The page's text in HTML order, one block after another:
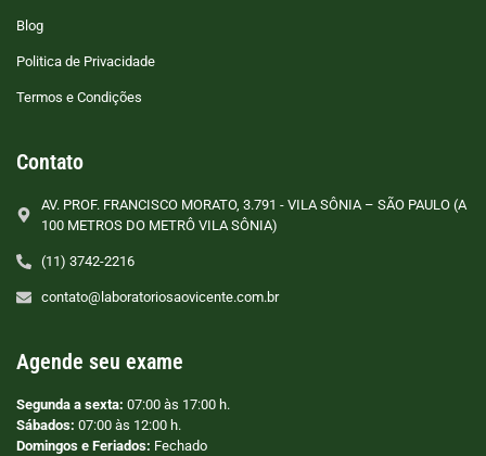
Blog
Politica de Privacidade
Termos e Condições
Contato
AV. PROF. FRANCISCO MORATO, 3.791 - VILA SÔNIA – SÃO PAULO (A
100 METROS DO METRÔ VILA SÔNIA)
(11) 3742-2216
contato@laboratoriosaovicente.com.br
Agende seu exame
Segunda a sexta: 07:00 às 17:00 h.
Sábados: 07:00 às 12:00 h.
Domingos e Feriados: Fechado